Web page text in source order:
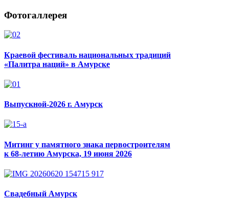
Фотогаллерея
Краевой фестиваль национальных традиций
«Палитра наций» в Амурске
Выпускной-2026 г. Амурск
Митинг у памятного знака первостроителям
к 68-летию Амурска, 19 июня 2026
Свадебный Амурск